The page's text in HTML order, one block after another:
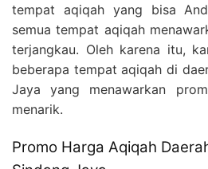
tempat aqiqah yang bisa
semua tempat aqiqah
terjangkau. Oleh karena itu,
beberapa tempat aqiqah di
Jaya yang menawarkan
menarik.
Promo Harga Aqiqah